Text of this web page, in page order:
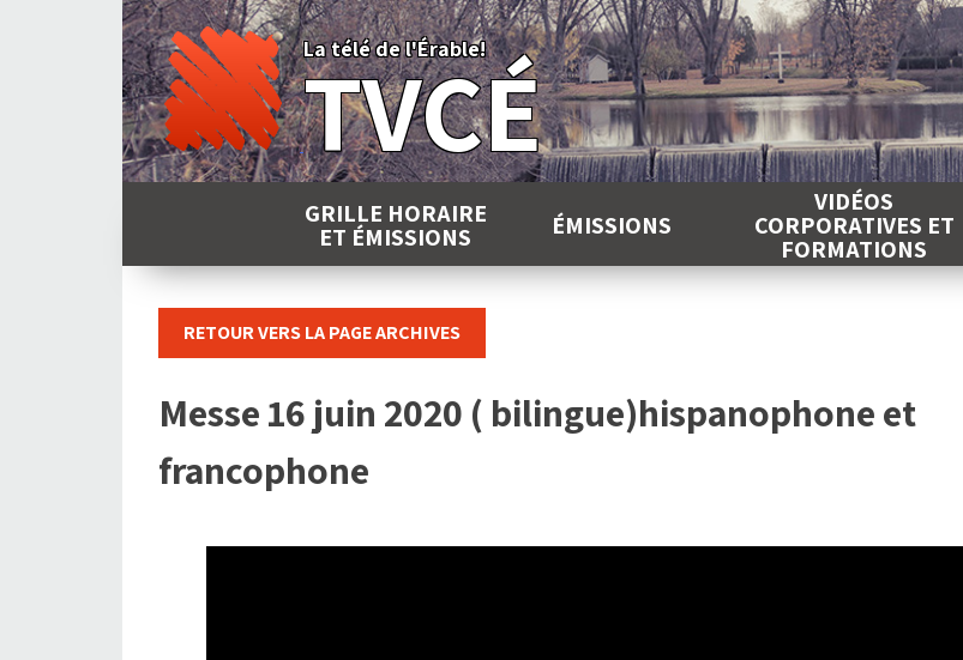
La télé de l'Érable!
TVCÉ
GRILLE HORAIRE
ET ÉMISSIONS ÉMISSIONS
VIDÉOS
CORPORATIVES ET
FORMATIONS
RETOUR VERS LA PAGE ARCHIVES
Messe 16 juin 2020 ( bilingue)hispanophone et
francophone